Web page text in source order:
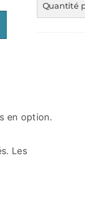
Quantité
en option.
Les